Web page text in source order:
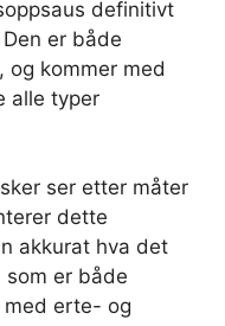
definitivt
er både
kommer med
alle typer
ser etter måter
dette
akkurat hva det
er både
erte- og